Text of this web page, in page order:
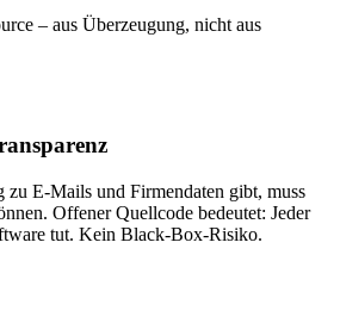
– aus Überzeugung, nicht aus
E-Mails und Firmendaten gibt, muss
Offener Quellcode bedeutet: Jeder
tut. Kein Black-Box-Risiko.